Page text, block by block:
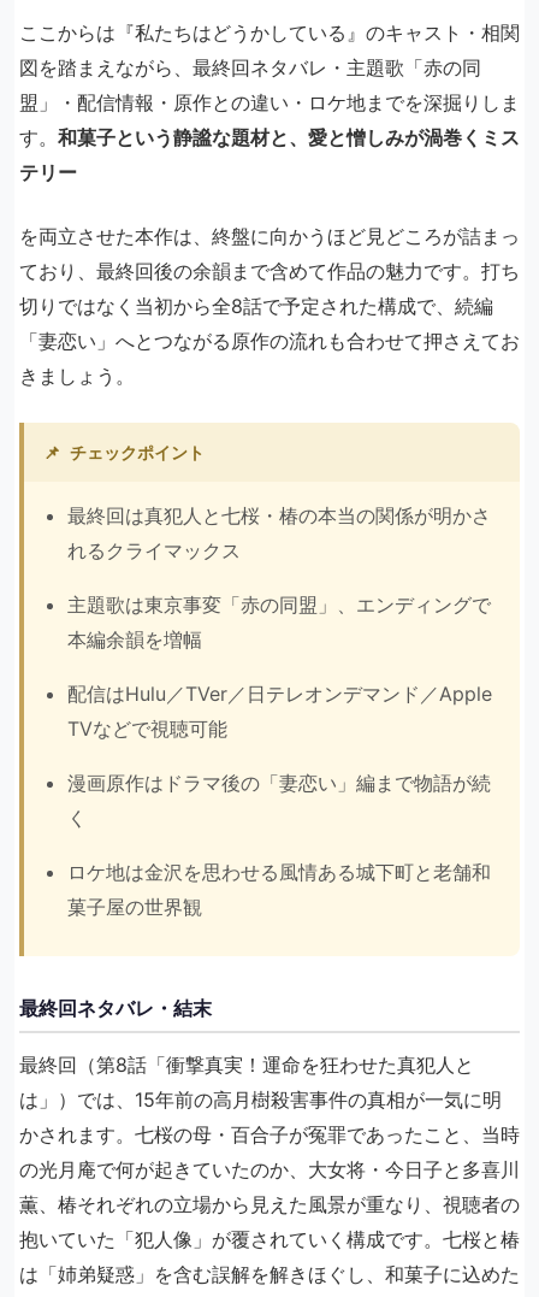
ここからは『私たちはどうかしている』のキャスト・相関
図を踏まえながら、最終回ネタバレ・主題歌「赤の同
盟」・配信情報・原作との違い・ロケ地までを深掘りしま
す。 和菓子という静謐な題材と、愛と憎しみが渦巻くミス
テリー
を両立させた本作は、終盤に向かうほど見どころが詰まっ
ており、最終回後の余韻まで含めて作品の魅力です。打ち
切りではなく当初から全8話で予定された構成で、続編
「妻恋い」へとつながる原作の流れも合わせて押さえてお
きましょう。
📌 チェックポイント
最終回は真犯人と七桜・椿の本当の関係が明かさ
れるクライマックス
主題歌は東京事変「赤の同盟」、エンディングで
本編余韻を増幅
配信はHulu／TVer／日テレオンデマンド／Apple
TVなどで視聴可能
漫画原作はドラマ後の「妻恋い」編まで物語が続
く
ロケ地は金沢を思わせる風情ある城下町と老舗和
菓子屋の世界観
最終回ネタバレ・結末
最終回（第8話「衝撃真実！運命を狂わせた真犯人と
は」）では、15年前の高月樹殺害事件の真相が一気に明
かされます。七桜の母・百合子が冤罪であったこと、当時
の光月庵で何が起きていたのか、大女将・今日子と多喜川
薫、椿それぞれの立場から見えた風景が重なり、視聴者の
抱いていた「犯人像」が覆されていく構成です。七桜と椿
は「姉弟疑惑」を含む誤解を解きほぐし、和菓子に込めた